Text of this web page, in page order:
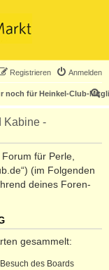
Anmelden
Registrieren
noch für Heinkel-Club-
S
u
h
Kabine -
für Perle,
(im Folgenden
deines Foren-
gesammelt:
des Boards